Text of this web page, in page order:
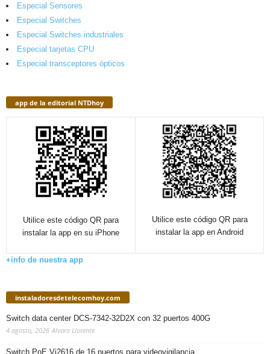
Especial Sensores
Especial Switches
Especial Switches industriales
Especial tarjetas CPU
Especial transceptores ópticos
app de la editorial NTDhoy
Utilice este código QR para
instalar la app en su iPhone
Utilice este código QR para
instalar la app en Android
+info de nuestra app
instaladoresdetelecomhoy.com
Switch data center DCS-7342-32D2X con 32 puertos 400G
4 agosto, 2026 Alvaro Llorente
Switch PoE Vi2616 de 16 puertos para videovigilancia